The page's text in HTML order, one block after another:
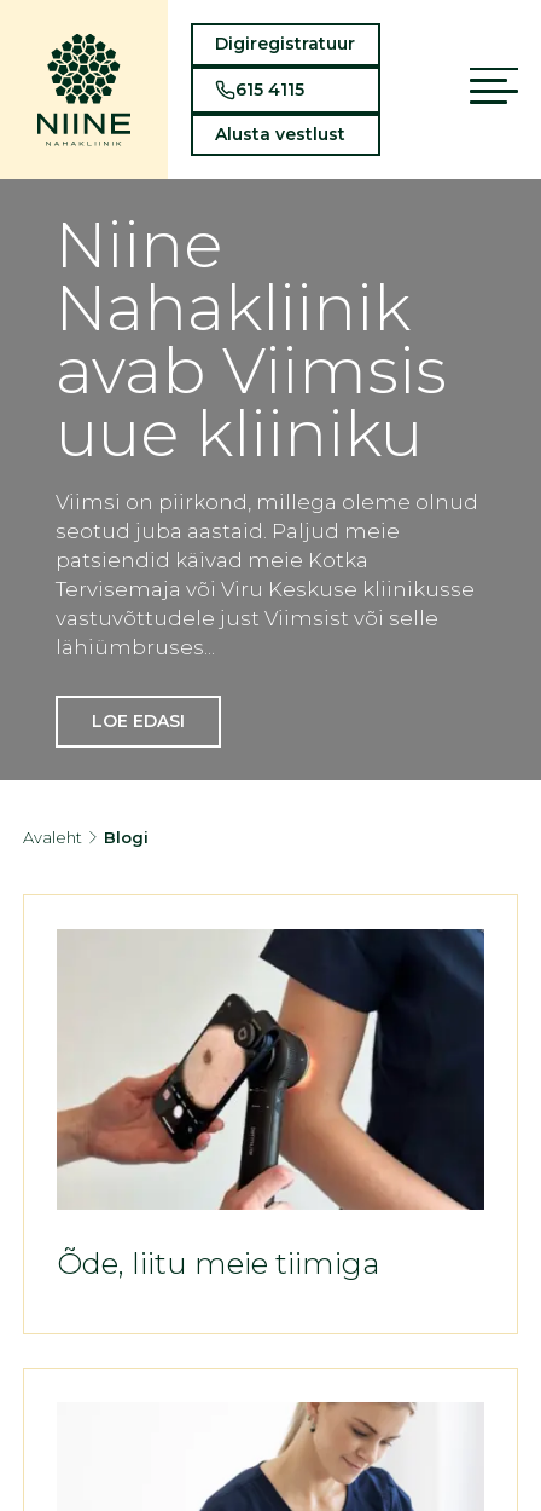
Digiregistratuur
615 4115
Alusta vestlust
Niine
Nahakliinik
avab Viimsis
uue kliiniku
Viimsi on piirkond, millega oleme olnud
seotud juba aastaid. Paljud meie
patsiendid käivad meie Kotka
Tervisemaja või Viru Keskuse kliinikusse
vastuvõttudele just Viimsist või selle
lähiümbruses...
LOE EDASI
Avaleht Blogi
Õde, liitu meie tiimiga